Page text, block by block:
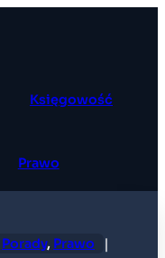
Księgowość
Prawo
Porady, Prawo |